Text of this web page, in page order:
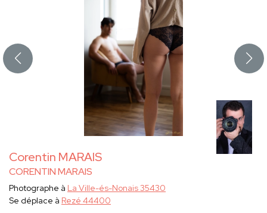
Corentin MARAIS
CORENTIN MARAIS
Photographe à La Ville-és-Nonais 35430
Se déplace à Rezé 44400